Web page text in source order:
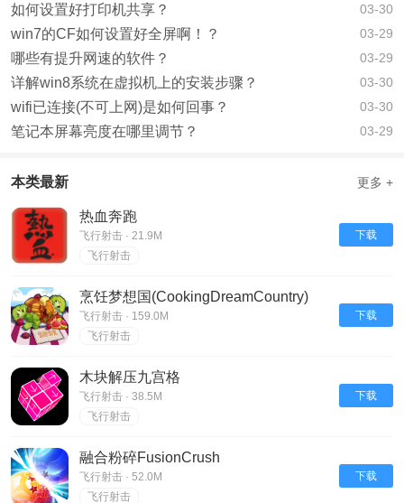
如何设置好打印机共享？ 03-30
win7的CF如何设置好全屏啊！？ 03-29
哪些有提升网速的软件？ 03-29
详解win8系统在虚拟机上的安装步骤？ 03-30
wifi已连接(不可上网)是如何回事？ 03-30
笔记本屏幕亮度在哪里调节？ 03-29
本类最新 更多 +
热血奔跑
飞行射击 · 21.9M
飞行射击
下载
烹饪梦想国(CookingDreamCountry)
飞行射击 · 159.0M
飞行射击
下载
木块解压九宫格
飞行射击 · 38.5M
飞行射击
下载
融合粉碎FusionCrush
飞行射击 · 52.0M
飞行射击
下载